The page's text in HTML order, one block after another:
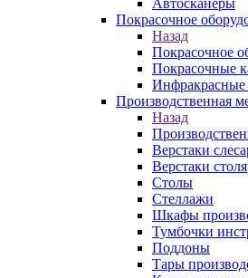
Автосканеры
Покрасочное
Назад
Покрасочное
Покрасочные
Производственная
Назад
Верстаки
Верстаки
Столы
Стеллажи
Шкафы
Тумбочки
Поддоны
Тары